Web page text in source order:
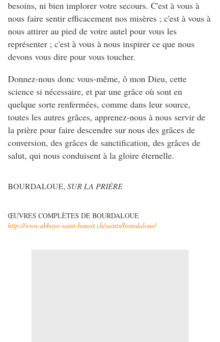
besoins, ni bien implorer votre secours. C'est à vous à
nous faire sentir efficacement nos misères ; c'est à vous à
nous attirer au pied de votre autel pour vous les
représenter ; c'est à vous à nous inspirer ce que nous
devons vous dire pour vous toucher.
Donnez-nous donc vous-même, ô mon Dieu, cette
science si nécessaire, et par une grâce où sont en
quelque sorte renfermées, comme dans leur source,
toutes les autres grâces, apprenez-nous à nous servir de
la prière pour faire descendre sur nous des grâces de
conversion, des grâces de sanctification, des grâces de
salut, qui nous conduisent à la gloire éternelle.
BOURDALOUE, SUR LA PRIÈRE
ŒUVRES COMPLÈTES DE BOURDALOUE
http://www.abbaye-saint-benoit.ch/saints/bourdaloue/